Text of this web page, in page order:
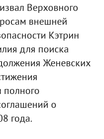
Верховного
внешней
Кэтрин
для поиска
Женевских
полного
о
года.